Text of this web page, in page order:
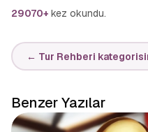
29070+ kez okundu.
← Tur Rehberi
Benzer Yazılar